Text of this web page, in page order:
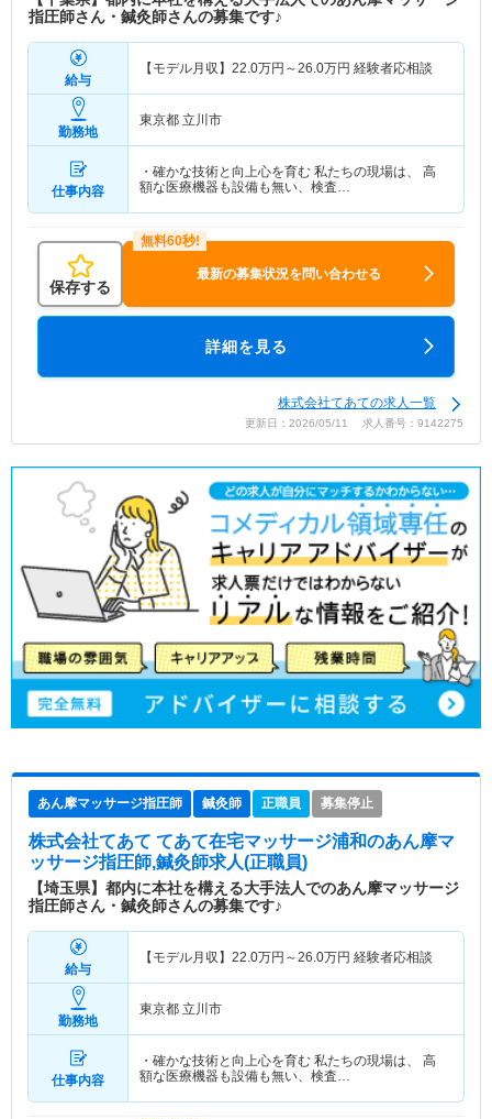
指圧師さん・鍼灸師さんの募集です♪
給与
【モデル月収】 22.0万円～26.0万円 経験者応相談
勤務地
東京都 立川市
仕事内容
・確かな技術と向上心を育む 私たちの現場は、 高
額な医療機器も設備も無い、検査…
保存する
最新の募集状況を問い合わせる
詳細を見る
株式会社てあての求人一覧
更新日：2026/05/11 求人番号：9142275
あん摩マッサージ指圧師 鍼灸師 正職員 募集停止
株式会社てあて てあて在宅マッサージ浦和のあん摩マ
ッサージ指圧師,鍼灸師求人(正職員)
【埼玉県】都内に本社を構える大手法人でのあん摩マッサージ
指圧師さん・鍼灸師さんの募集です♪
給与
【モデル月収】 22.0万円～26.0万円 経験者応相談
勤務地
東京都 立川市
仕事内容
・確かな技術と向上心を育む 私たちの現場は、 高
額な医療機器も設備も無い、検査…